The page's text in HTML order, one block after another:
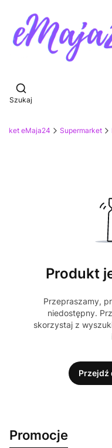
Otwórz wyszukiwarkę
Szukaj
eMaja24 Supermarket
Produkt
Przepraszamy,
niedostępny.
skorzystaj z
Przejdź
Promocje